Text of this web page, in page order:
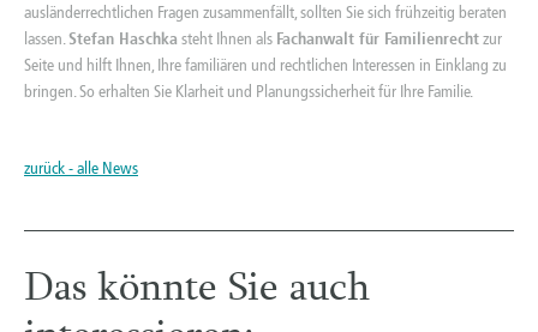
ausländerrechtlichen Fragen zusammenfällt, sollten Sie sich frühzeitig beraten
lassen.Stefan Haschka steht Ihnen als Fachanwalt für Familienrechtzur
Seite und hilft Ihnen, Ihre familiären und rechtlichen Interessen in Einklang zu
bringen. So erhalten Sie Klarheit und Planungssicherheit für Ihre Familie.
zurück - alle News
Das könnte Sie auch